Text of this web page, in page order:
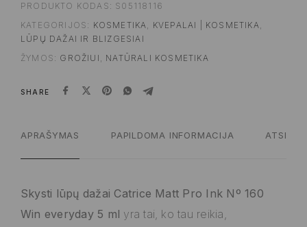
PRODUKTO KODAS: S05118116
KATEGORIJOS: KOSMETIKA, KVEPALAI | KOSMETIKA,
LŪPŲ DAŽAI IR BLIZGESIAI
ŽYMOS: GROŽIUI , NATŪRALI KOSMETIKA
SHARE
APRAŠYMAS PAPILDOMA INFORMACIJA
Skysti lūpų dažai Catrice Matt Pro Ink Nº 160
Win everyday 5 ml yra tai, ko tau reikia,